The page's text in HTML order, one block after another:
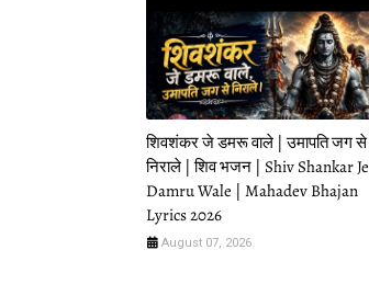
शिवशंकर जे डमरू वाले | उमापति जग से
निराले | शिव भजन | Shiv Shankar Je
Damru Wale | Mahadev Bhajan
Lyrics 2026
August 07, 2026